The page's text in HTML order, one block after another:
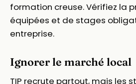
formation creuse. Vérifiez la
équipées et de stages
entreprise.
Ignorer le marché local
TIP recrute partout, mais les